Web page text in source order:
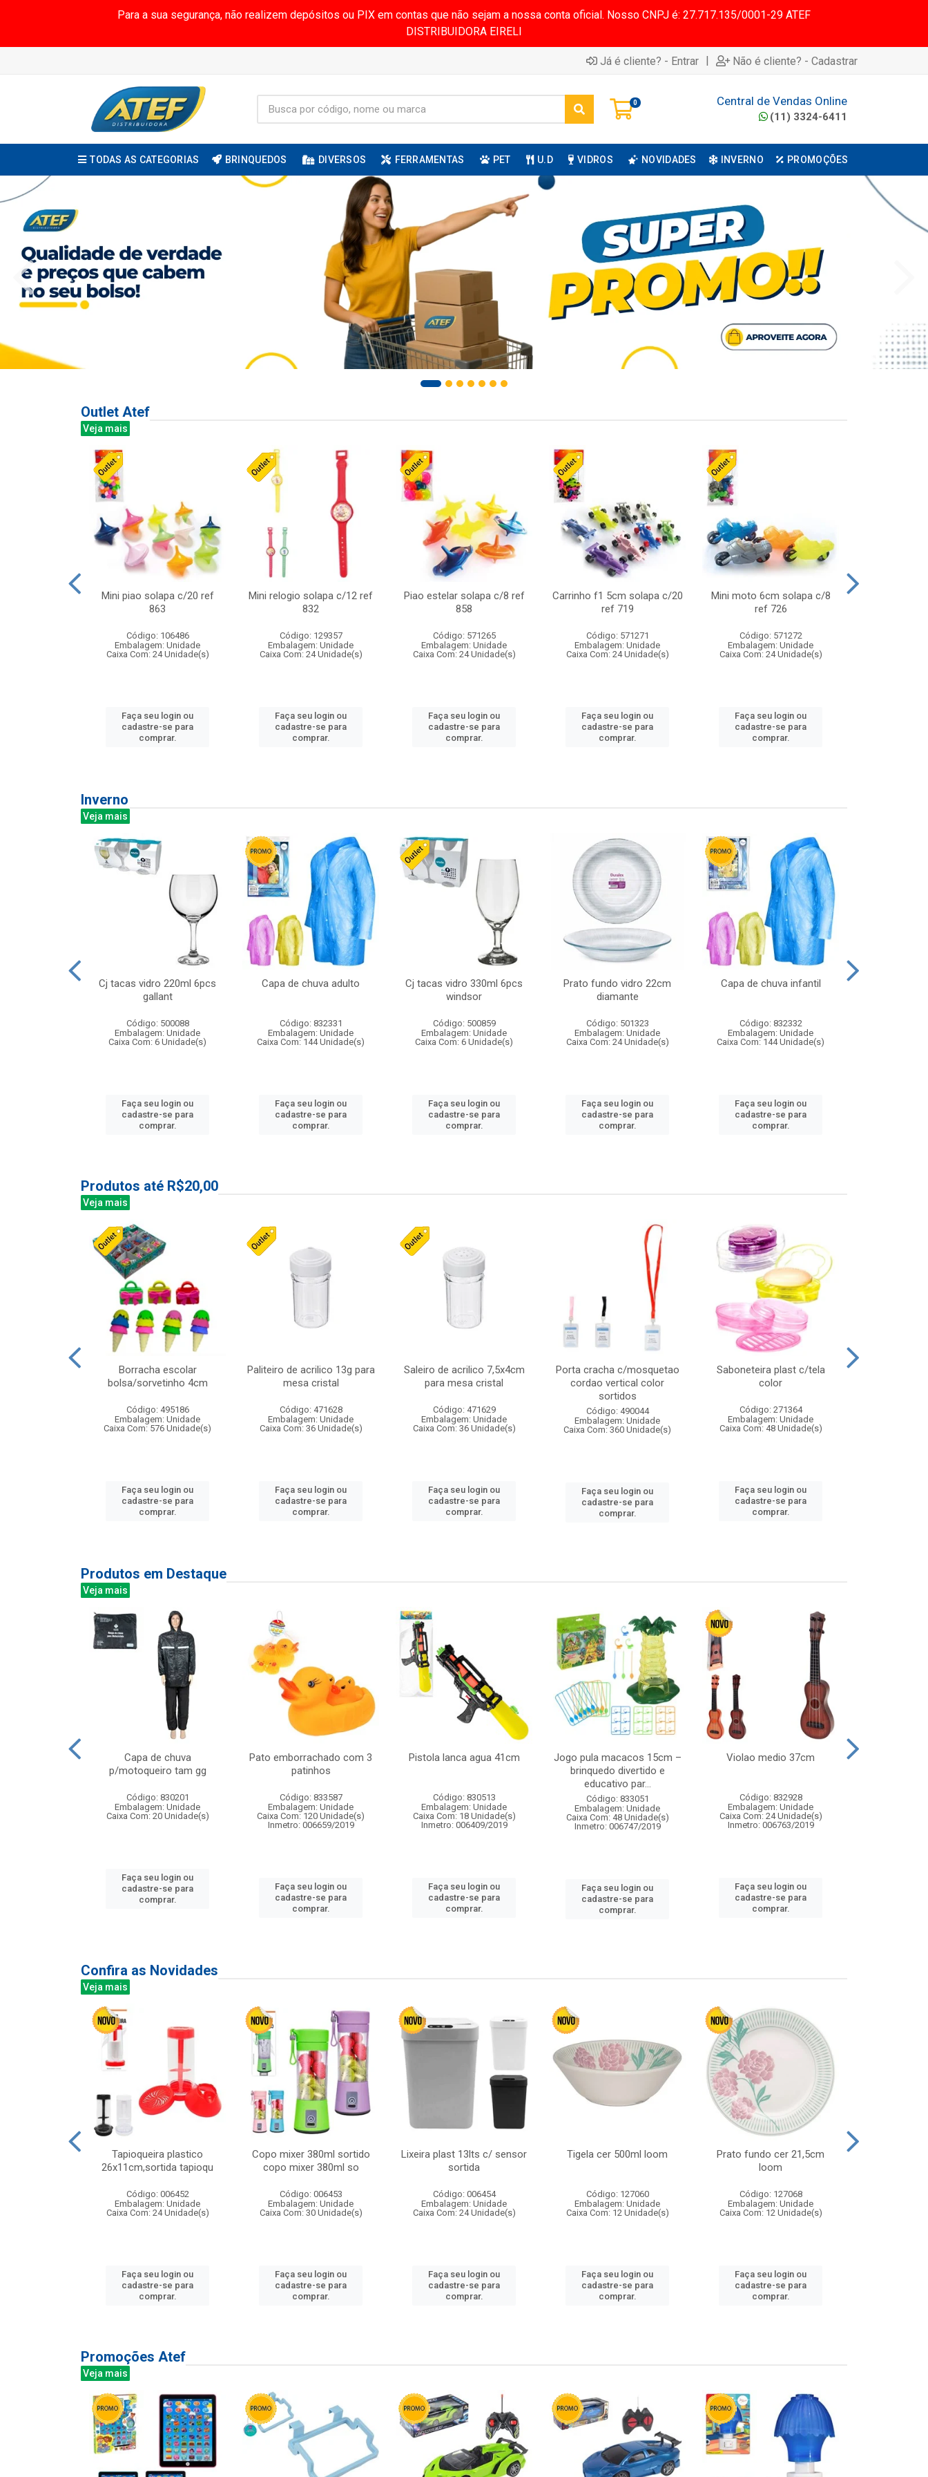
Para a sua segurança, não realizem depósitos ou PIX em contas que não sejam a nossa conta oficial. Nosso CNPJ é: 27.717.135/0001-29 ATEF
DISTRIBUIDORA EIRELI
Já é cliente? - Entrar | Não é cliente? - Cadastrar
0 Central de Vendas Online
(11) 3324-6411
TODAS AS CATEGORIAS BRINQUEDOS DIVERSOS FERRAMENTAS PET U.D VIDROS NOVIDADES INVERNO PROMOÇÕES
Outlet Atef
Veja mais
Mini piao solapa c/20 ref
863
Código: 106486
Embalagem: Unidade
Caixa Com: 24 Unidade(s)
Faça seu login ou
cadastre-se para
comprar.
Mini relogio solapa c/12 ref
832
Código: 129357
Embalagem: Unidade
Caixa Com: 24 Unidade(s)
Faça seu login ou
cadastre-se para
comprar.
Piao estelar solapa c/8 ref
858
Código: 571265
Embalagem: Unidade
Caixa Com: 24 Unidade(s)
Faça seu login ou
cadastre-se para
comprar.
Carrinho f1 5cm solapa c/20
ref 719
Código: 571271
Embalagem: Unidade
Caixa Com: 24 Unidade(s)
Faça seu login ou
cadastre-se para
comprar.
Mini moto 6cm solapa c/8
ref 726
Código: 571272
Embalagem: Unidade
Caixa Com: 24 Unidade(s)
Faça seu login ou
cadastre-se para
comprar.
Inverno
Veja mais
Cj tacas vidro 220ml 6pcs
gallant
Código: 500088
Embalagem: Unidade
Caixa Com: 6 Unidade(s)
Faça seu login ou
cadastre-se para
comprar.
Capa de chuva adulto
Código: 832331
Embalagem: Unidade
Caixa Com: 144 Unidade(s)
Faça seu login ou
cadastre-se para
comprar.
Cj tacas vidro 330ml 6pcs
windsor
Código: 500859
Embalagem: Unidade
Caixa Com: 6 Unidade(s)
Faça seu login ou
cadastre-se para
comprar.
Prato fundo vidro 22cm
diamante
Código: 501323
Embalagem: Unidade
Caixa Com: 24 Unidade(s)
Faça seu login ou
cadastre-se para
comprar.
Capa de chuva infantil
Código: 832332
Embalagem: Unidade
Caixa Com: 144 Unidade(s)
Faça seu login ou
cadastre-se para
comprar.
Produtos até R$20,00
Veja mais
Borracha escolar
bolsa/sorvetinho 4cm
Código: 495186
Embalagem: Unidade
Caixa Com: 576 Unidade(s)
Faça seu login ou
cadastre-se para
comprar.
Paliteiro de acrilico 13g para
mesa cristal
Código: 471628
Embalagem: Unidade
Caixa Com: 36 Unidade(s)
Faça seu login ou
cadastre-se para
comprar.
Saleiro de acrilico 7,5x4cm
para mesa cristal
Código: 471629
Embalagem: Unidade
Caixa Com: 36 Unidade(s)
Faça seu login ou
cadastre-se para
comprar.
Porta cracha c/mosquetao
cordao vertical color
sortidos
Código: 490044
Embalagem: Unidade
Caixa Com: 360 Unidade(s)
Faça seu login ou
cadastre-se para
comprar.
Saboneteira plast c/tela
color
Código: 271364
Embalagem: Unidade
Caixa Com: 48 Unidade(s)
Faça seu login ou
cadastre-se para
comprar.
Produtos em Destaque
Veja mais
Capa de chuva
p/motoqueiro tam gg
Código: 830201
Embalagem: Unidade
Caixa Com: 20 Unidade(s)
Faça seu login ou
cadastre-se para
comprar.
Pato emborrachado com 3
patinhos
Código: 833587
Embalagem: Unidade
Caixa Com: 120 Unidade(s)
Inmetro: 006659/2019
Faça seu login ou
cadastre-se para
comprar.
Pistola lanca agua 41cm
Código: 830513
Embalagem: Unidade
Caixa Com: 18 Unidade(s)
Inmetro: 006409/2019
Faça seu login ou
cadastre-se para
comprar.
Jogo pula macacos 15cm –
brinquedo divertido e
educativo par...
Código: 833051
Embalagem: Unidade
Caixa Com: 48 Unidade(s)
Inmetro: 006747/2019
Faça seu login ou
cadastre-se para
comprar.
Violao medio 37cm
Código: 832928
Embalagem: Unidade
Caixa Com: 24 Unidade(s)
Inmetro: 006763/2019
Faça seu login ou
cadastre-se para
comprar.
Confira as Novidades
Veja mais
Tapioqueira plastico
26x11cm,sortida tapioqu
Código: 006452
Embalagem: Unidade
Caixa Com: 24 Unidade(s)
Faça seu login ou
cadastre-se para
comprar.
Copo mixer 380ml sortido
copo mixer 380ml so
Código: 006453
Embalagem: Unidade
Caixa Com: 30 Unidade(s)
Faça seu login ou
cadastre-se para
comprar.
Lixeira plast 13lts c/ sensor
sortida
Código: 006454
Embalagem: Unidade
Caixa Com: 24 Unidade(s)
Faça seu login ou
cadastre-se para
comprar.
Tigela cer 500ml loom
Código: 127060
Embalagem: Unidade
Caixa Com: 12 Unidade(s)
Faça seu login ou
cadastre-se para
comprar.
Prato fundo cer 21,5cm
loom
Código: 127068
Embalagem: Unidade
Caixa Com: 12 Unidade(s)
Faça seu login ou
cadastre-se para
comprar.
Promoções Atef
Veja mais